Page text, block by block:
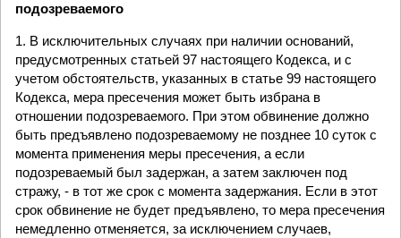
подозреваемого
1. В исключительных случаях при наличии оснований,
предусмотренных статьей 97 настоящего Кодекса, и с
учетом обстоятельств, указанных в статье 99 настоящего
Кодекса, мера пресечения может быть избрана в
отношении подозреваемого. При этом обвинение должно
быть предъявлено подозреваемому не позднее 10 суток с
момента применения меры пресечения, а если
подозреваемый был задержан, а затем заключен под
стражу, - в тот же срок с момента задержания. Если в этот
срок обвинение не будет предъявлено, то мера пресечения
немедленно отменяется, за исключением случаев,